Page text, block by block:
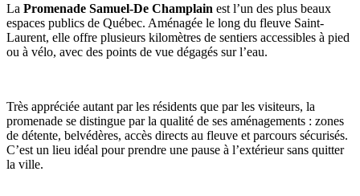
La Promenade Samuel-De Champlain est l’un des plus beaux
espaces publics de Québec. Aménagée le long du fleuve Saint-
Laurent, elle offre plusieurs kilomètres de sentiers accessibles à pied
ou à vélo, avec des points de vue dégagés sur l’eau.
Très appréciée autant par les résidents que par les visiteurs, la
promenade se distingue par la qualité de ses aménagements : zones
de détente, belvédères, accès directs au fleuve et parcours sécurisés.
C’est un lieu idéal pour prendre une pause à l’extérieur sans quitter
la ville.